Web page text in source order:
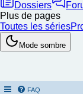
FAQ